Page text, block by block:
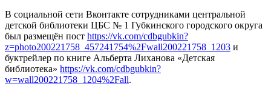
В социальной сети Вконтакте сотрудниками центральной
детской библиотеки ЦБС № 1 Губкинского городского округа
был размещён пост https://vk.com/cdbgubkin?
z=photo200221758_457241754%2Fwall200221758_1203 и
буктрейлер по книге Альберта Лиханова «Детская
библиотека» https://vk.com/cdbgubkin?
w=wall200221758_1204%2Fall.